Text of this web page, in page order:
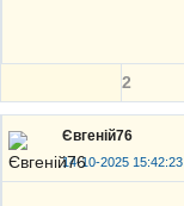
2
Євгеній76
14-10-2025 15:42:23